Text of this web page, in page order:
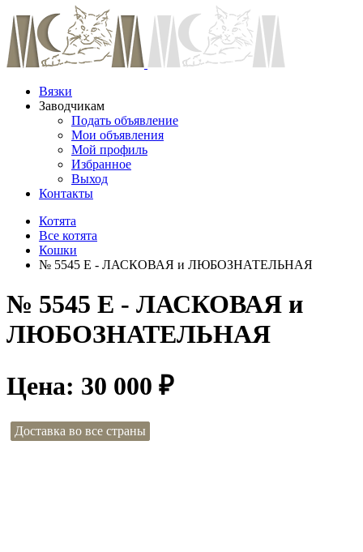
Вязки
Заводчикам
Подать объявление
Мои объявления
Мой профиль
Избранное
Выход
Контакты
Котята
Все котята
Кошки
№ 5545 E - ЛАСКОВАЯ и ЛЮБОЗНАТЕЛЬНАЯ
№ 5545 E - ЛАСКОВАЯ и
ЛЮБОЗНАТЕЛЬНАЯ
Цена: 30 000 ₽
Доставка во все страны